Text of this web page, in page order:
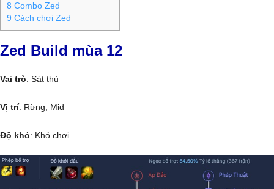
8 Combo Zed
9 Cách chơi Zed
Zed Build mùa 12
Vai trò: Sát thủ
Vị trí: Rừng, Mid
Độ khó: Khó chơi